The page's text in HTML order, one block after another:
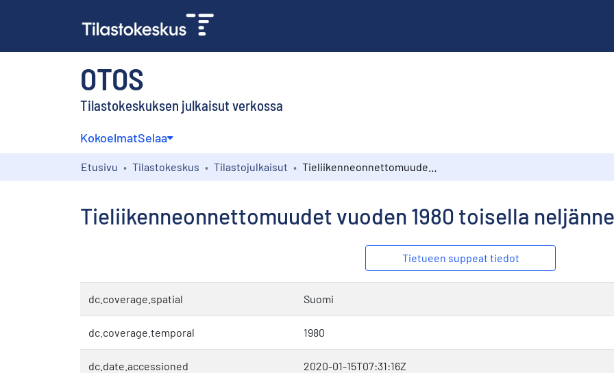
OTOS
Tilastokeskuksen julkaisut verkossa
KokoelmatSelaa
Etusivu Tilastokeskus Tilastojulkaisut
Tieliikenneonnettomuudet vuoden 1980 toisella
Tietueen suppeat tiedot
dc.coverage.spatial Suomi
dc.coverage.temporal 1980
dc.date.accessioned 2020-01-15T07:31:16Z